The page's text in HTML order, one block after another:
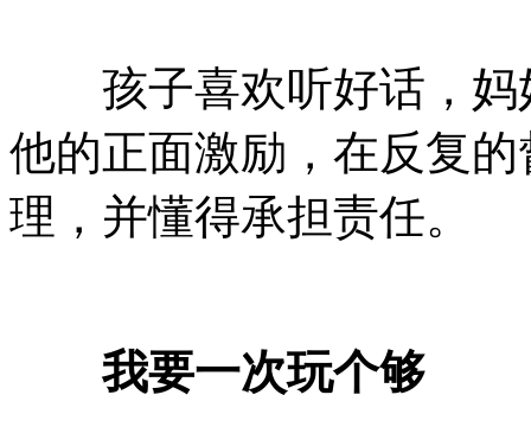
孩子喜欢听好话，妈
他的正面激励，在反复
理，并懂得承担责任。
我要一次玩个够